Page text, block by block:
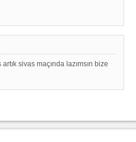
sivas maçında lazımsın bize